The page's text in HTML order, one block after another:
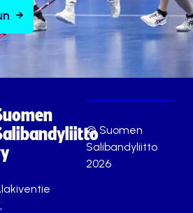
© Suomen
Salibandyliitto
2026